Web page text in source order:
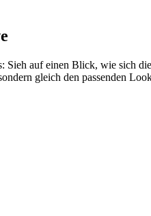
auf einen Blick, wie sich
gleich den passenden